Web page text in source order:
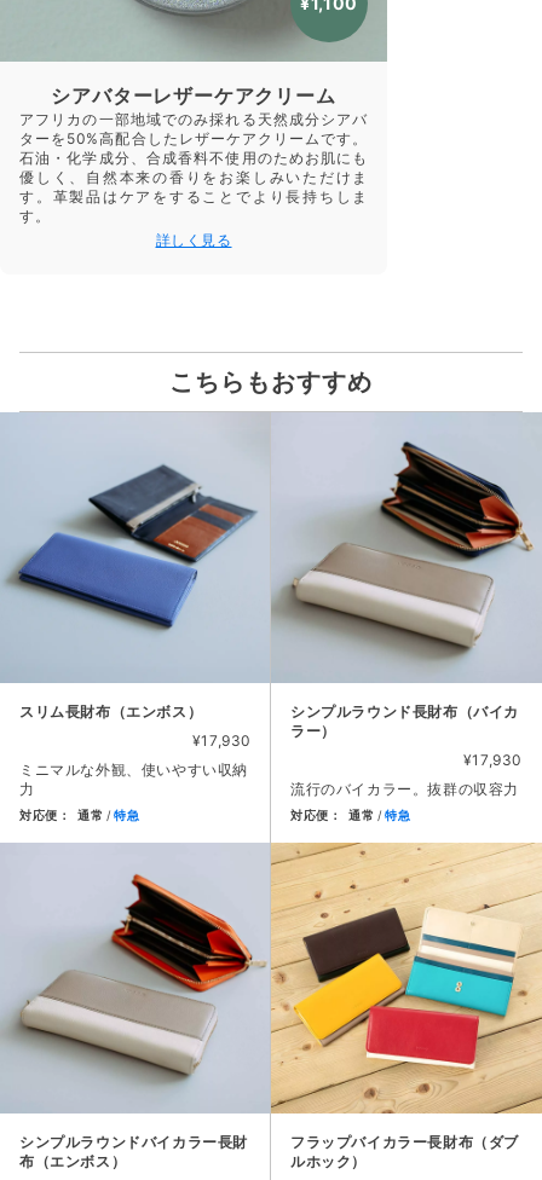
シアバターレザーケアクリーム
アフリカの一部地域でのみ採れる天然成分シアバ
ターを50%高配合したレザーケアクリームです。
石油・化学成分、合成香料不使用のためお肌にも
優しく、自然本来の香りをお楽しみいただけま
す。革製品はケアをすることでより長持ちしま
す。
詳しく見る
こちらもおすすめ
スリム長財布（エンボス）
¥17,930
ミニマルな外観、使いやすい収納
力
対応便： 通常 特急
商品カード。商品: スリム長財布（エンボス）, 価格: 17,930
シンプルラウンド長財布（バイカ
ラー）
¥17,930
流行のバイカラー。抜群の収容力
対応便： 通常 特急
商品カード。商品: シンプル
シンプルラウンドバイカラー長財
布（エンボス）
フラップバイカラー長財布（ダブ
ルホック）